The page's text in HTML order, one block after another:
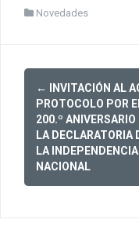
Novedades
Post
navigation
←
INVITACIÓN AL
PROTOCOLO POR
200.º ANIVERSARIO
LA DECLARATORIA
LA INDEPENDENCIA
NACIONAL